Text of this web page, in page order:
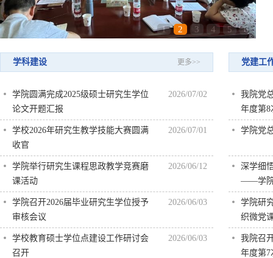
1 2 3 4 5 6
学科建设 更多>>
学院圆满完成2025级硕士研究生学位
论文开题汇报
2026/07/02
学校2026年研究生教学技能大赛圆满
收官
2026/07/01
学院举行研究生课程思政教学竞赛磨
课活动
2026/06/12
学院召开2026届毕业研究生学位授予
审核会议
2026/06/03
学校教育硕士学位点建设工作研讨会
召开
2026/06/03
党建工
我院党
年度第8
和践行
学院党
深学细
——学院
学习暨
学院研
织微党
我院召
年度第7